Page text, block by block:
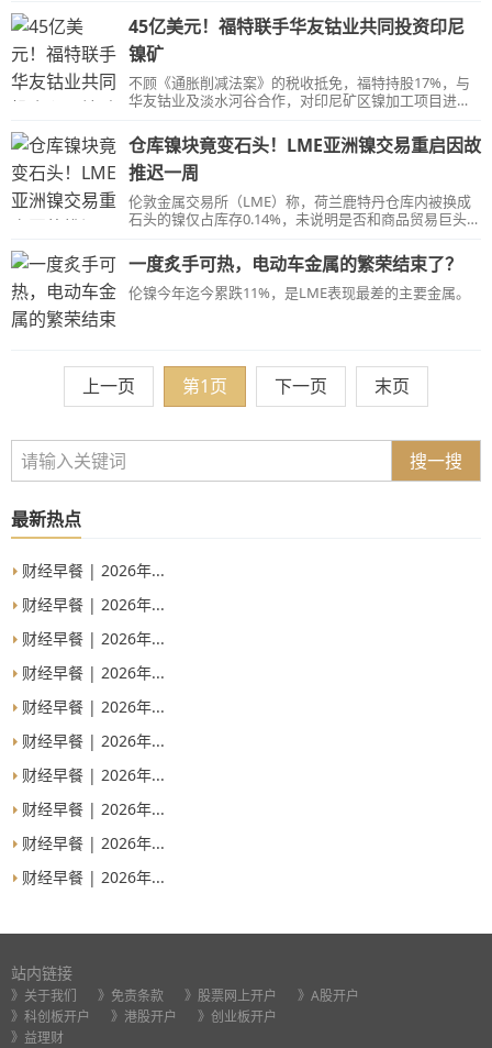
深入推进。
45亿美元！福特联手华友钴业共同投资印尼
镍矿
不顾《通胀削减法案》的税收抵免，福特持股17%，与
华友钴业及淡水河谷合作，对印尼矿区镍加工项目进行
仓库镍块竟变石头！LME亚洲镍交易重启因故
推迟一周
伦敦金属交易所（LME）称，荷兰鹿特丹仓库内被换成
石头的镍仅占库存0.14%，未说明是否和商品贸易巨头托
诈巨亏5.77亿美元，媒体称托克购买的镍被换为低价
物，也发生在鹿特丹。
一度炙手可热，电动车金属的繁荣结束了？
伦镍今年迄今累跌11%，是LME表现最差的主要金属。
上一页 第1页 下一页 末页
搜一搜
最新热点
财经早餐 | 2026年...
财经早餐 | 2026年...
财经早餐 | 2026年...
财经早餐 | 2026年...
财经早餐 | 2026年...
财经早餐 | 2026年...
财经早餐 | 2026年...
财经早餐 | 2026年...
财经早餐 | 2026年...
财经早餐 | 2026年...
站内链接
》关于我们 》免责条款 》股票网上开户
》A股开户
》科创板开户
》港股开户
》创业板开户
》益理财